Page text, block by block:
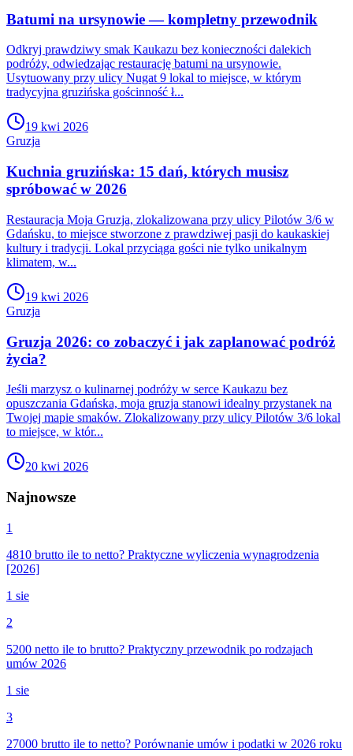
Batumi na ursynowie — kompletny przewodnik
Odkryj prawdziwy smak Kaukazu bez konieczności dalekich
podróży, odwiedzając restaurację batumi na ursynowie.
Usytuowany przy ulicy Nugat 9 lokal to miejsce, w którym
tradycyjna gruzińska gościnność ł...
19 kwi 2026
Gruzja
Kuchnia gruzińska: 15 dań, których musisz
spróbować w 2026
Restauracja Moja Gruzja, zlokalizowana przy ulicy Pilotów 3/6 w
Gdańsku, to miejsce stworzone z prawdziwej pasji do kaukaskiej
kultury i tradycji. Lokal przyciąga gości nie tylko unikalnym
klimatem, w...
19 kwi 2026
Gruzja
Gruzja 2026: co zobaczyć i jak zaplanować podróż
życia?
Jeśli marzysz o kulinarnej podróży w serce Kaukazu bez
opuszczania Gdańska, moja gruzja stanowi idealny przystanek na
Twojej mapie smaków. Zlokalizowany przy ulicy Pilotów 3/6 lokal
to miejsce, w któr...
20 kwi 2026
Najnowsze
1
4810 brutto ile to netto? Praktyczne wyliczenia wynagrodzenia
[2026]
1 sie
2
5200 netto ile to brutto? Praktyczny przewodnik po rodzajach
umów 2026
1 sie
3
27000 brutto ile to netto? Porównanie umów i podatki w 2026 roku